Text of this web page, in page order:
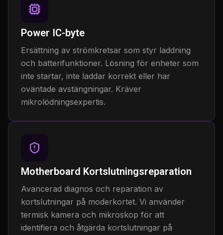
Power IC-byte
Ersättning av strömkretsar som styr laddning
och batterifunktioner. Lösning för enheter som
inte startar, inte laddar korrekt eller har
oväntade avstängningar. Kräver
mikrolödningsexpertis.
Motherboard Kortslutningsreparation
Avancerad diagnos och reparation av
kortslutningar på moderkortet. Vi använder
termisk kamera och mikroskop för att
identifiera och åtgärda kortslutningar på